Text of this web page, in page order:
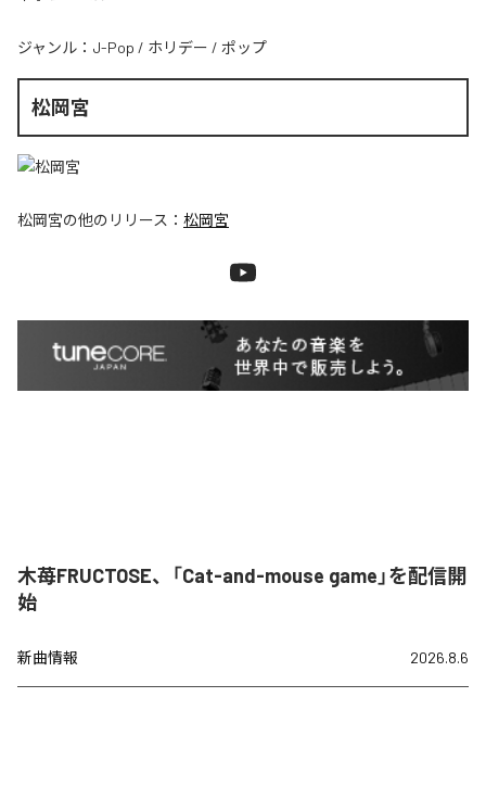
ジャンル： J-Pop / ホリデー / ポップ
松岡宮
松岡宮の他のリリース： 松岡宮
木苺FRUCTOSE、「Cat-and-mouse game」を配信開
始
新曲情報 2026.8.6